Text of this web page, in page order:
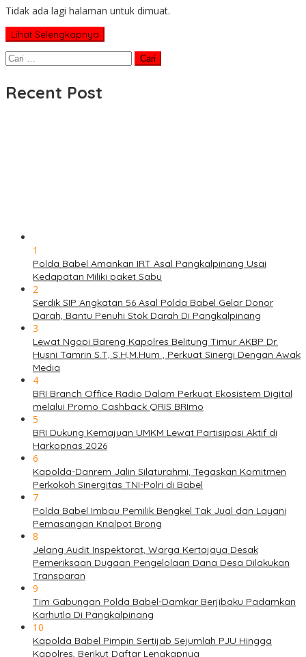
Tidak ada lagi halaman untuk dimuat.
Lihat Selengkapnya
Cari
Recent Post
1
Polda Babel Amankan IRT Asal Pangkalpinang Usai
Kedapatan Miliki paket Sabu
2
Serdik SIP Angkatan 56 Asal Polda Babel Gelar Donor
Darah, Bantu Penuhi Stok Darah Di Pangkalpinang
3
Lewat Ngopi Bareng Kapolres Belitung Timur AKBP Dr.
Husni Tamrin S.T, S.H,M.Hum , Perkuat Sinergi Dengan Awak
Media
4
BRI Branch Office Radio Dalam Perkuat Ekosistem Digital
melalui Promo Cashback QRIS BRImo
5
BRI Dukung Kemajuan UMKM Lewat Partisipasi Aktif di
Harkopnas 2026
6
Kapolda-Danrem Jalin Silaturahmi, Tegaskan Komitmen
Perkokoh Sinergitas TNI-Polri di Babel
7
Polda Babel Imbau Pemilik Bengkel Tak Jual dan Layani
Pemasangan Knalpot Brong
8
Jelang Audit Inspektorat, Warga Kertajaya Desak
Pemeriksaan Dugaan Pengelolaan Dana Desa Dilakukan
Transparan
9
Tim Gabungan Polda Babel-Damkar Berjibaku Padamkan
Karhutla Di Pangkalpinang
10
Kapolda Babel Pimpin Sertijab Sejumlah PJU Hingga
Kapolres, Berikut Daftar Lengkapnya